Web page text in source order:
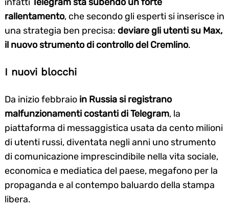
rallentamento, che secondo gli esperti si inserisce in
una strategia ben precisa: deviare gli utenti su Max,
il nuovo strumento di controllo del Cremlino.
I nuovi blocchi
Da inizio febbraio in Russia si registrano
malfunzionamenti costanti di Telegram, la
piattaforma di messaggistica usata da cento milioni
di utenti russi, diventata negli anni uno strumento
di comunicazione imprescindibile nella vita sociale,
economica e mediatica del paese, megafono per la
propaganda e al contempo baluardo della stampa
libera.